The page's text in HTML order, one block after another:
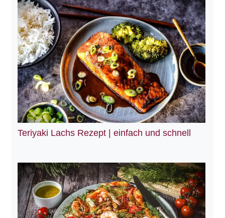
Teriyaki Lachs Rezept | einfach und schnell